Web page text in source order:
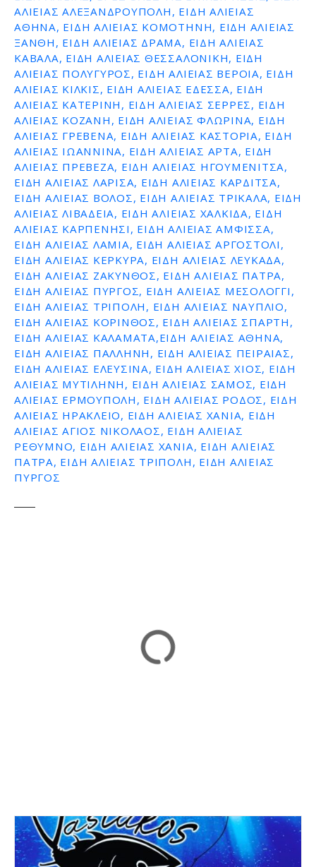
ΑΛΙΕΊΑΣ ΑΛΕΞΑΝΔΡΟΥΠΟΛΗ, ΕΊΔΗ ΑΛΙΕΊΑΣ
ΑΘΗΝΑ, ΕΊΔΗ ΑΛΙΕΊΑΣ ΚΟΜΟΤΗΝΗ, ΕΊΔΗ ΑΛΙΕΊΑΣ
ΞΑΝΘΗ, ΕΊΔΗ ΑΛΙΕΊΑΣ ΔΡΑΜΑ, ΕΊΔΗ ΑΛΙΕΊΑΣ
ΚΑΒΑΛΑ, ΕΊΔΗ ΑΛΙΕΊΑΣ ΘΕΣΣΑΛΟΝΙΚΗ, ΕΊΔΗ
ΑΛΙΕΊΑΣ ΠΟΛΥΓΥΡΟΣ, ΕΊΔΗ ΑΛΙΕΊΑΣ ΒΕΡΟΙΑ, ΕΊΔΗ
ΑΛΙΕΊΑΣ ΚΙΛΚΙΣ, ΕΊΔΗ ΑΛΙΕΊΑΣ ΕΔΕΣΣΑ, ΕΊΔΗ
ΑΛΙΕΊΑΣ ΚΑΤΕΡΙΝΗ, ΕΊΔΗ ΑΛΙΕΊΑΣ ΣΕΡΡΕΣ, ΕΊΔΗ
ΑΛΙΕΊΑΣ ΚΟΖΑΝΗ, ΕΊΔΗ ΑΛΙΕΊΑΣ ΦΛΩΡΙΝΑ, ΕΊΔΗ
ΑΛΙΕΊΑΣ ΓΡΕΒΕΝΑ, ΕΊΔΗ ΑΛΙΕΊΑΣ ΚΑΣΤΟΡΙΑ, ΕΊΔΗ
ΑΛΙΕΊΑΣ ΙΩΑΝΝΙΝΑ, ΕΊΔΗ ΑΛΙΕΊΑΣ ΑΡΤΑ, ΕΊΔΗ
ΑΛΙΕΊΑΣ ΠΡΕΒΕΖΑ, ΕΊΔΗ ΑΛΙΕΊΑΣ ΗΓΟΥΜΕΝΙΤΣΑ,
ΕΊΔΗ ΑΛΙΕΊΑΣ ΛΑΡΙΣΑ, ΕΊΔΗ ΑΛΙΕΊΑΣ ΚΑΡΔΙΤΣΑ,
ΕΊΔΗ ΑΛΙΕΊΑΣ ΒΟΛΟΣ, ΕΊΔΗ ΑΛΙΕΊΑΣ ΤΡΙΚΑΛΑ, ΕΊΔΗ
ΑΛΙΕΊΑΣ ΛΙΒΑΔΕΙΑ, ΕΊΔΗ ΑΛΙΕΊΑΣ ΧΑΛΚΙΔΑ, ΕΊΔΗ
ΑΛΙΕΊΑΣ ΚΑΡΠΕΝΗΣΙ, ΕΊΔΗ ΑΛΙΕΊΑΣ ΑΜΦΙΣΣΑ,
ΕΊΔΗ ΑΛΙΕΊΑΣ ΛΑΜΙΑ, ΕΊΔΗ ΑΛΙΕΊΑΣ ΑΡΓΟΣΤΟΛΙ,
ΕΊΔΗ ΑΛΙΕΊΑΣ ΚΕΡΚΥΡΑ, ΕΊΔΗ ΑΛΙΕΊΑΣ ΛΕΥΚΑΔΑ,
ΕΊΔΗ ΑΛΙΕΊΑΣ ΖΑΚΥΝΘΟΣ, ΕΊΔΗ ΑΛΙΕΊΑΣ ΠΑΤΡΑ,
ΕΊΔΗ ΑΛΙΕΊΑΣ ΠΥΡΓΟΣ, ΕΊΔΗ ΑΛΙΕΊΑΣ ΜΕΣΟΛΟΓΓΙ,
ΕΊΔΗ ΑΛΙΕΊΑΣ ΤΡΙΠΟΛΗ, ΕΊΔΗ ΑΛΙΕΊΑΣ ΝΑΥΠΛΙΟ,
ΕΊΔΗ ΑΛΙΕΊΑΣ ΚΟΡΙΝΘΟΣ, ΕΊΔΗ ΑΛΙΕΊΑΣ ΣΠΑΡΤΗ,
ΕΊΔΗ ΑΛΙΕΊΑΣ ΚΑΛΑΜΑΤΑ,ΕΊΔΗ ΑΛΙΕΊΑΣ ΑΘΗΝΑ,
ΕΊΔΗ ΑΛΙΕΊΑΣ ΠΑΛΛΗΝΗ, ΕΊΔΗ ΑΛΙΕΊΑΣ ΠΕΙΡΑΙΑΣ,
ΕΊΔΗ ΑΛΙΕΊΑΣ ΕΛΕΥΣΙΝΑ, ΕΊΔΗ ΑΛΙΕΊΑΣ ΧΙΟΣ, ΕΊΔΗ
ΑΛΙΕΊΑΣ ΜΥΤΙΛΗΝΗ, ΕΊΔΗ ΑΛΙΕΊΑΣ ΣΑΜΟΣ, ΕΊΔΗ
ΑΛΙΕΊΑΣ ΕΡΜΟΥΠΟΛΗ, ΕΊΔΗ ΑΛΙΕΊΑΣ ΡΟΔΟΣ, ΕΊΔΗ
ΑΛΙΕΊΑΣ ΗΡΑΚΛΕΙΟ, ΕΊΔΗ ΑΛΙΕΊΑΣ ΧΑΝΙΑ, ΕΊΔΗ
ΑΛΙΕΊΑΣ ΑΓΙΟΣ ΝΙΚΟΛΑΟΣ, ΕΊΔΗ ΑΛΙΕΊΑΣ
ΡΕΘΥΜΝΟ, ΕΊΔΗ ΑΛΙΕΊΑΣ ΧΑΝΙΑ, ΕΊΔΗ ΑΛΙΕΊΑΣ
ΠΑΤΡΑ, ΕΊΔΗ ΑΛΙΕΊΑΣ ΤΡΙΠΟΛΗ, ΕΊΔΗ ΑΛΙΕΊΑΣ
ΠΥΡΓΟΣ